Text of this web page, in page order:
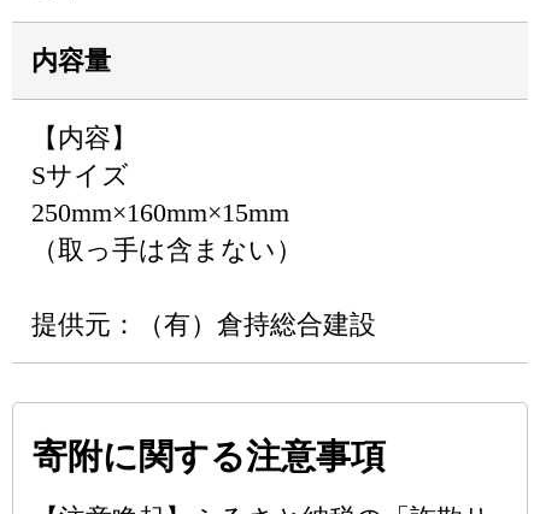
内容量
【内容】
Sサイズ
250mm×160mm×15mm
（取っ手は含まない）
提供元：（有）倉持総合建設
寄附に関する注意事項